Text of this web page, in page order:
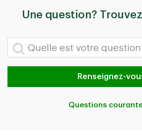
Une question?
Quelle est votre question?
Renseignez-
Questions